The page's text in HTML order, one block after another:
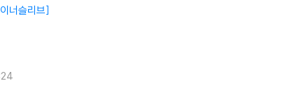
너슬리브